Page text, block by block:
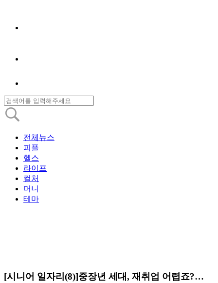
전체뉴스
피플
헬스
라이프
컬처
머니
테마
[시니어 일자리(8)]중장년 세대, 재취업 어렵죠?…